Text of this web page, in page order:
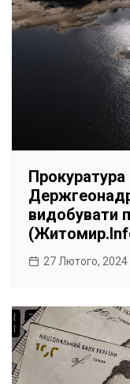
Прокуратура
видобувати
27 Лютого, 2024